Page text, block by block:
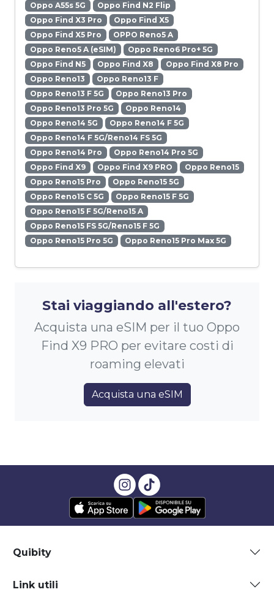
Oppo A55s 5G
Oppo Find N2 Flip
Oppo Find X3 Pro
Oppo Find X5
Oppo Find X5 Pro
OPPO Reno5 A
Oppo Reno5 A (eSIM)
Oppo Reno6 Pro+ 5G
Oppo Find N5
Oppo Find X8
Oppo Find X8 Pro
Oppo Reno13
Oppo Reno13 F
Oppo Reno13 F 5G
Oppo Reno13 Pro
Oppo Reno13 Pro 5G
Oppo Reno14
Oppo Reno14 5G
Oppo Reno14 F 5G
Oppo Reno14 F 5G/Reno14 FS 5G
Oppo Reno14 Pro
Oppo Reno14 Pro 5G
Oppo Find X9
Oppo Find X9 PRO
Oppo Reno15
Oppo Reno15 Pro
Oppo Reno15 5G
Oppo Reno15 C 5G
Oppo Reno15 F 5G
Oppo Reno15 F 5G/Reno15 A
Oppo Reno15 FS 5G/Reno15 F 5G
Oppo Reno15 Pro 5G
Oppo Reno15 Pro Max 5G
Stai viaggiando all'estero?
Acquista una eSIM per il tuo Oppo
Find X9 PRO per evitare costi di
roaming elevati
Acquista una eSIM
Quibity
Link utili